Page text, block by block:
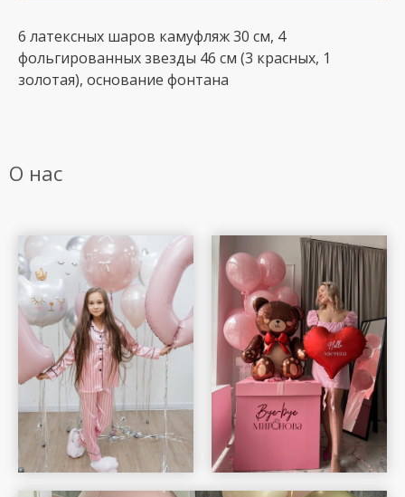
6 латексных шаров камуфляж 30 см, 4
фольгированных звезды 46 см (3 красных, 1
золотая), основание фонтана
О нас